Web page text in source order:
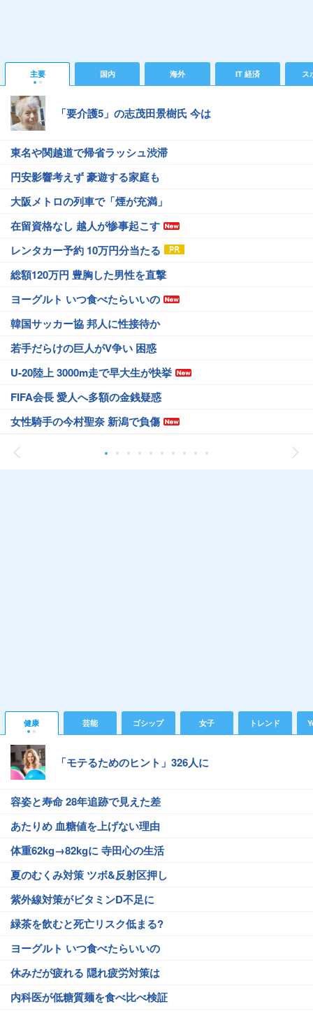
主要 国内 海外 IT 経済 ス
「要介護5」の志茂田景樹氏 今は
東名や関越道で帰省ラッシュ渋滞
円安影響考えず 豪遊する家庭も
大阪メトロの列車で「煙が充満」
在留資格なし 越人が惨事起こす
レンタカー予約 10万円分当たる
総額120万円 豊胸した男性を直撃
ヨーグルト いつ食べたらいいの
韓国サッカー協 邦人に性接待か
若手だらけの巨人がV争い 困惑
U-20陸上 3000m走で早大生が快挙
FIFA会長 愛人へ多額の金銭疑惑
女性騎手の今村聖奈 新潟で負傷
健康 芸能 ゴシップ 女子 トレンド
「モテるためのヒント」326人に
容姿と寿命 28年追跡で見えた差
あたりめ 血糖値を上げない理由
体重62kg→82kgに 寺田心の生活
夏のむくみ対策 ツボ&反射区押し
紫外線対策がビタミンD不足に
緑茶を飲むと死亡リスク低まる?
ヨーグルト いつ食べたらいいの
休みだが疲れる 隠れ疲労対策は
内科医が低糖質麺を食べ比べ検証